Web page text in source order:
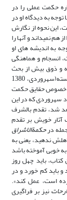
حکمت عملی را در
به دیدگاه او در
این نحوه از نگارش
هم نمی­داند و آنها را
به اندیشه های او
انسجام و هماهنگی
1398: 85-86). او بر تأله و ذوق بیش از بحث
تأکید دارد، چه در باب سیاست و ویژگی­های حاکم شایسته(سهروردی، 1380
و به‌خصوص حقایق حکمت
نزد سهروردی که در این
شد، تقدم بالشرف
آثار خویش بر تقدم
درحکمة­الاشراق
ندهید، یعنی به
خوبی آموخته باشد
کتاب، باید چهل روز
باید کم خورد و در
است، عمل کند».
نیز بر فراگیری